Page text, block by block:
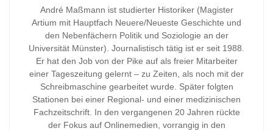
André Maßmann ist studierter Historiker (Magister
Artium mit Hauptfach Neuere/Neueste Geschichte und
den Nebenfächern Politik und Soziologie an der
Universität Münster). Journalistisch tätig ist er seit 1988.
Er hat den Job von der Pike auf als freier Mitarbeiter
einer Tageszeitung gelernt – zu Zeiten, als noch mit der
Schreibmaschine gearbeitet wurde. Später folgten
Stationen bei einer Regional- und einer medizinischen
Fachzeitschrift. In den vergangenen 20 Jahren rückte
der Fokus auf Onlinemedien, vorrangig in den